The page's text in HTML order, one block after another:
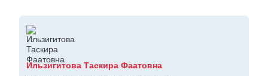
Ильзигитова Таскира Фаатовна